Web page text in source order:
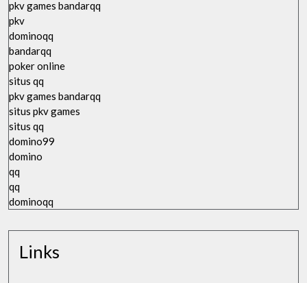
pkv games bandarqq
pkv
dominoqq
bandarqq
poker online
situs qq
pkv games bandarqq
situs pkv games
situs qq
domino99
domino
qq
qq
dominoqq
Links